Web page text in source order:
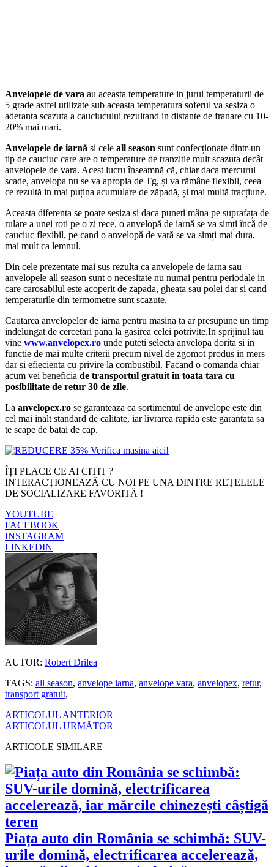
Anvelopele de vara au aceasta temperature in jurul temperaturii de
5 grade astfel utilizate sub aceasta temperatura soferul va sesiza o
aderanta scazuta a cauciucului rezultand in distante de franare cu 10-
20% mai mari.
Anvelopele de iarnă si cele all season sunt confecționate dintr-un
tip de cauciuc care are o temperature de tranzitie mult scazuta decât
anvelopele de vara. Acest lucru înseamnă că, chiar daca mercurul
scade, anvelopa nu se va apropia de Tg, și va rămâne flexibil, ceea
ce rezultă in mai puțina acumulare de zăpadă, și mai multă tracțiune.
Aceasta diferenta se poate sesiza si daca puneti mâna pe suprafața de
rulare a unei roti pe o zi rece, o anvelopă de iarnă se va simți încă de
cauciuc flexibil, pe cand o anvelopă de vară se va simți mai dura,
mai mult ca lemnul.
Din cele prezentate mai sus rezulta ca anvelopele de iarna sau
anvelopele all season sunt o necesitate nu numai pentru periodale in
care carosabilul este acoperit de zapada, gheata sau polei dar si cand
temperaturile din termometre sunt scazute.
Cautarea anvelopelor de iarna pentru masina ta ar presupune un timp
indelungat de cercetari pana la gasirea celei potrivite.In sprijinul tau
vine www.anvelopex.ro unde puteti selecta anvelopa dorita si in
functie de mai multe criterii precum nivel de zgomot produs in mers
dar si efiecienta cu privire la combustibil. Facand o comanda chiar
acum vei beneficia de transportul gratuit in toata tara cu
posibilitate de retur 30 de zile.
La anvelopex.ro se garanteaza ca sortimentul de anvelope este din
cel mai inalt standard de calitate, iar livrarea rapida este garantata sa
te scape de batai de cap.
ÎȚI PLACE CE AI CITIT ?
INTERACȚIONEAZĂ CU NOI PE UNA DINTRE REȚELELE
DE SOCIALIZARE FAVORITĂ !
YOUTUBE
FACEBOOK
INSTAGRAM
LINKEDIN
AUTOR: Robert Drilea
TAGS: all season, anvelope iarna, anvelope vara, anvelopex, retur,
transport gratuit,
ARTICOLUL ANTERIOR
ARTICOLUL URMĂTOR
ARTICOLE SIMILARE
Piața auto din România se schimbă: SUV-
urile domină, electrificarea accelerează,